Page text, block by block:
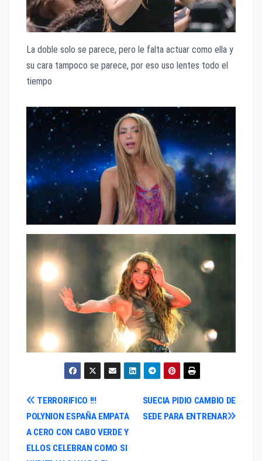
La doble solo se parece, pero le falta actuar como ella y
su cara tampoco se parece, por eso uso lentes todo el
tiempo
Navegación
de
entradas
SUECIA PIDIO CAMBIO DE
SEDE PARA ENTRENAR
TERRORIFICO !!!
POLYNION ESPAÑA EMPATA
A CERO CON CABO VERDE Y
ELLOS CELEBRAN COMO SI